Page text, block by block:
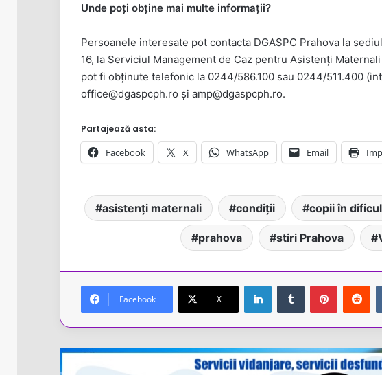
Unde poți obține mai multe informații?
Persoanele interesate pot contacta DGASPC Prahova la
16, la Serviciul Management de Caz pentru Asistenți
pot fi obținute telefonic la 0244/586.100 sau 0244/511.400
office@dgaspcph.ro și amp@dgaspcph.ro.
Partajează asta:
Facebook X WhatsApp Email
asistenți maternali condiții copii în
prahova stiri Prahova
Facebook X
LinkedInTumblr Pinterest